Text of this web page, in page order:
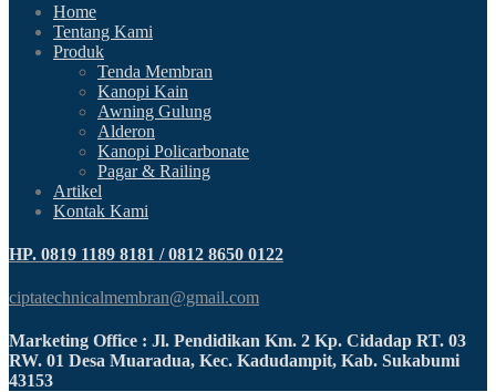
Home
Tentang Kami
Produk
Tenda Membran
Kanopi Kain
Awning Gulung
Alderon
Kanopi Policarbonate
Pagar & Railing
Artikel
Kontak Kami
HP. 0819 1189 8181 / 0812 8650 0122
ciptatechnicalmembran@gmail.com
Marketing Office : Jl. Pendidikan Km. 2 Kp. Cidadap RT. 03
RW. 01 Desa Muaradua, Kec. Kadudampit, Kab. Sukabumi
43153